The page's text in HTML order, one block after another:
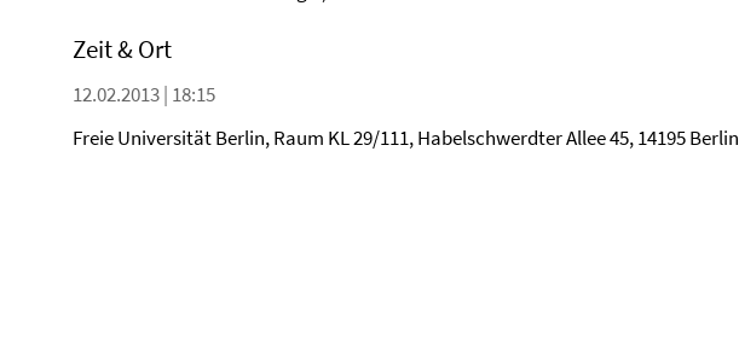
Zeit & Ort
12.02.2013 | 18:15
Freie Universität Berlin, Raum KL 29/111, Habelschwerdter Allee 45, 14195 Berlin